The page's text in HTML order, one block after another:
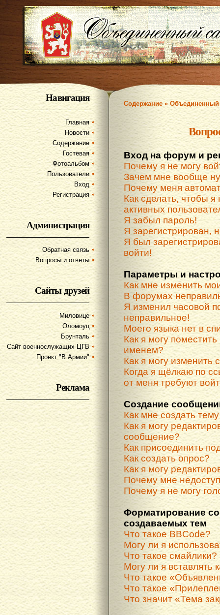
Навигация
Главная
Новости
Содержание
Гостевая
Фотоальбом
Пользователи
Вход
Регистрация
Администрация
Обратная связь
Вопросы и ответы
Сайты друзей
Миловице
Оломоуц
Брунталь
Сайт военнослужащих ЦГВ
Проект "В Армии"
Реклама
Содержание «
Вход на форум и
Почему я не могу
Зачем мне вообще
Почему меня
Как сделать, чтобы я
активных
Я забыл пароль!
Я зарегистрирован,
Я был
войти!
Параметры и
Как мне изменить
В форумах
Я изменил часовой
неправильное!
Моего языка нет в
Как я могу
именем?
Как я могу изменить
Когда я щёлкаю по
от меня требуют
Создание
Как мне создать
Как я могу
сообщение?
Как присоединить
Как создать опрос?
Как я могу
Почему мне
Почему я не могу
Форматирование
создаваемых тем
Что такое BBCode?
Могу ли я
Что такое смайлики?
Могу ли я вставлять
Что такое
Что такое
Что значит «Тема